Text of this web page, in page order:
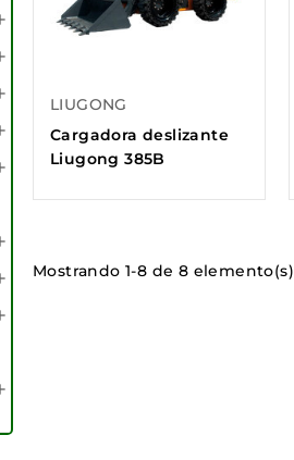
LIUGONG
Cargadora deslizante
Liugong 385B
Mostrando 1-8 de 8 elemento(s)